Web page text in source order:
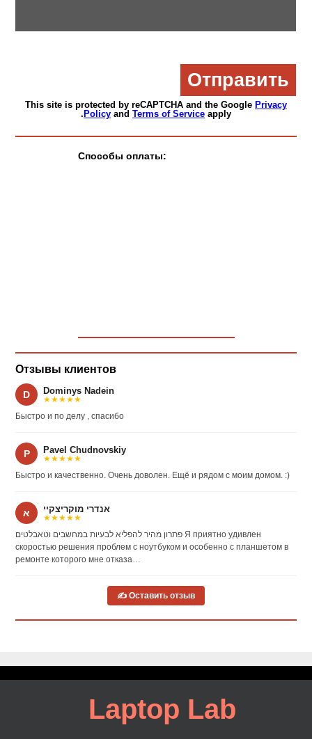
This site is protected by reCAPTCHA and the Google Privacy
Policy and Terms of Service apply.
Способы оплаты:
Отзывы клиентов
D Dominys Nadein
★★★★★
Быстро и по делу , спасибо
P Pavel Chudnovskiy
★★★★★
Быстро и качественно. Очень доволен. Ещё и рядом с моим домом. :)
א אנדרי מוקריצקיי
★★★★★
פתרון מהיר להפליא לבעיות במחשבים וטאבלטים Я приятно удивлен
скоростью решения проблем с ноутбуком и особенно с планшетом в
ремонте которого мне отказа…
✍ Оставить отзыв
Laptop Lab